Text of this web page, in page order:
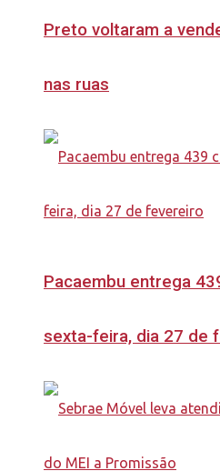
Preto voltaram a
nas ruas
Pacaembu entrega
sexta-feira, dia 27 de